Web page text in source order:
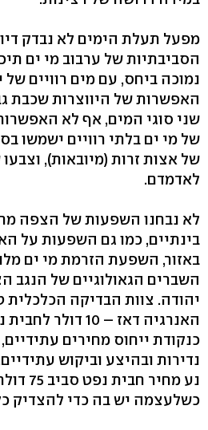
מפעל תעלת הימים לא נבדק
הסביבתיות של ערבוב מי ים
נמוכה ביחס, עם מים רוויים
האפשרות של היווצרות שכבת
שני סוגי המים, אף לא
של מי ים בלתי רוויים ישמשו
של אצות זרות (מיובאות),
לאדמדם.
לא נבחנו השפעות של הצפה
בינתיים, כמו גם השפעות על
באזור, השפעת הזרמת מי ים
השברים הגאולוגיים של הנגב
יהודה. צוות הבדיקה
האנרגיה דאז – 10
כנקודת ייחוס מחירים
נדירות ובהיצע וביקוש
נע מחיר
כשלעצמה יש בה כדי להצדיק